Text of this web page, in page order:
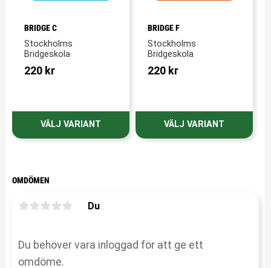
OMDÖMEN
Du
BRIDGE C
Stockholms
Bridgeskola
220 kr
BRIDGE F
Stockholms
Bridgeskola
220 kr